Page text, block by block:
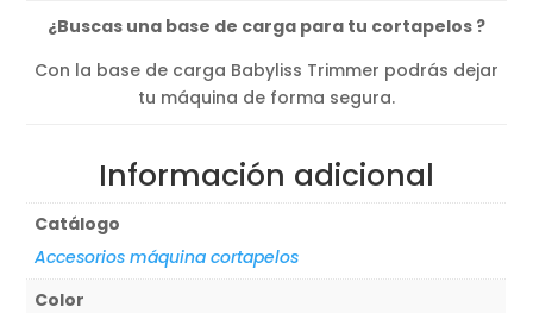
¿Buscas una base de carga para tu cortapelos ?
Con la base de carga Babyliss Trimmer podrás dejar
tu máquina de forma segura.
Información adicional
Catálogo
Accesorios máquina cortapelos
Color